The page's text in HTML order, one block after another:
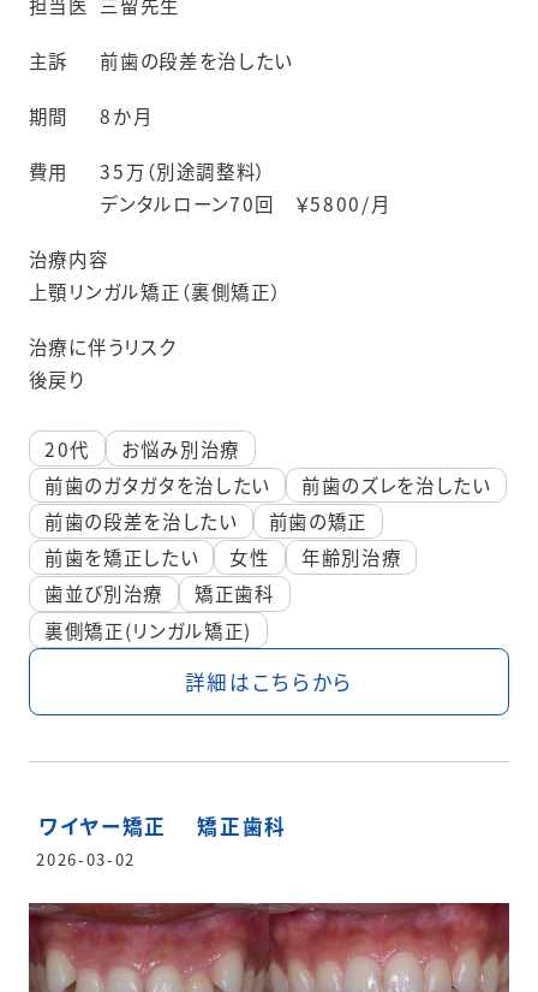
主訴 前歯の段差を治したい
期間 8か月
費用
35万（別途調整料）
デンタルローン70回 ￥5800/月
治療内容
上顎リンガル矯正（裏側矯正）
治療に伴うリスク
後戻り
20代
お悩み別治療
前歯のガタガタを治したい
前歯のズレを治したい
前歯の段差を治したい
前歯の矯正
前歯を矯正したい
女性
年齢別治療
歯並び別治療
矯正歯科
裏側矯正(リンガル矯正)
詳細はこちらから
ワイヤー矯正 矯正歯科
2026-03-02